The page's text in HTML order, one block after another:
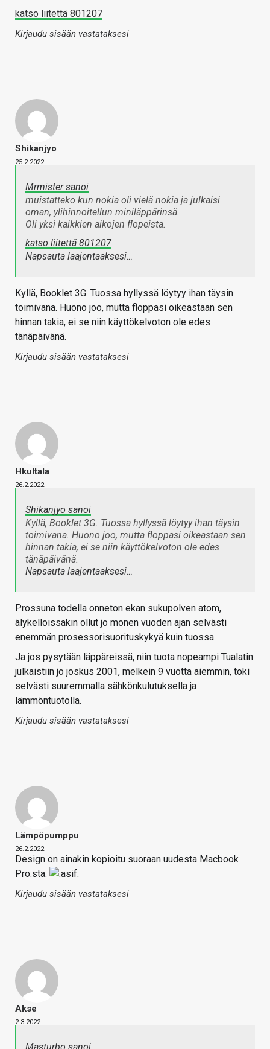
katso liitettä 801207
Kirjaudu sisään vastataksesi
Shikanjyo
25.2.2022
Mrmister sanoi
muistatteko kun nokia oli vielä nokia ja julkaisi
oman, ylihinnoitellun miniläppärinsä.
Oli yksi kaikkien aikojen flopeista.
katso liitettä 801207
Napsauta laajentaaksesi…
Kyllä, Booklet 3G. Tuossa hyllyssä löytyy ihan täysin
toimivana. Huono joo, mutta floppasi oikeastaan sen
hinnan takia, ei se niin käyttökelvoton ole edes
tänäpäivänä.
Kirjaudu sisään vastataksesi
Hkultala
26.2.2022
Shikanjyo sanoi
Kyllä, Booklet 3G. Tuossa hyllyssä löytyy ihan täysin
toimivana. Huono joo, mutta floppasi oikeastaan sen
hinnan takia, ei se niin käyttökelvoton ole edes
tänäpäivänä.
Napsauta laajentaaksesi…
Prossuna todella onneton ekan sukupolven atom,
älykelloissakin ollut jo monen vuoden ajan selvästi
enemmän prosessorisuorituskykyä kuin tuossa.
Ja jos pysytään läppäreissä, niin tuota nopeampi Tualatin
julkaistiin jo joskus 2001, melkein 9 vuotta aiemmin, toki
selvästi suuremmalla sähkönkulutuksella ja
lämmöntuotolla.
Kirjaudu sisään vastataksesi
Lämpöpumppu
26.2.2022
Design on ainakin kopioitu suoraan uudesta Macbook
Pro:sta.
Kirjaudu sisään vastataksesi
Akse
2.3.2022
Masturbo sanoi